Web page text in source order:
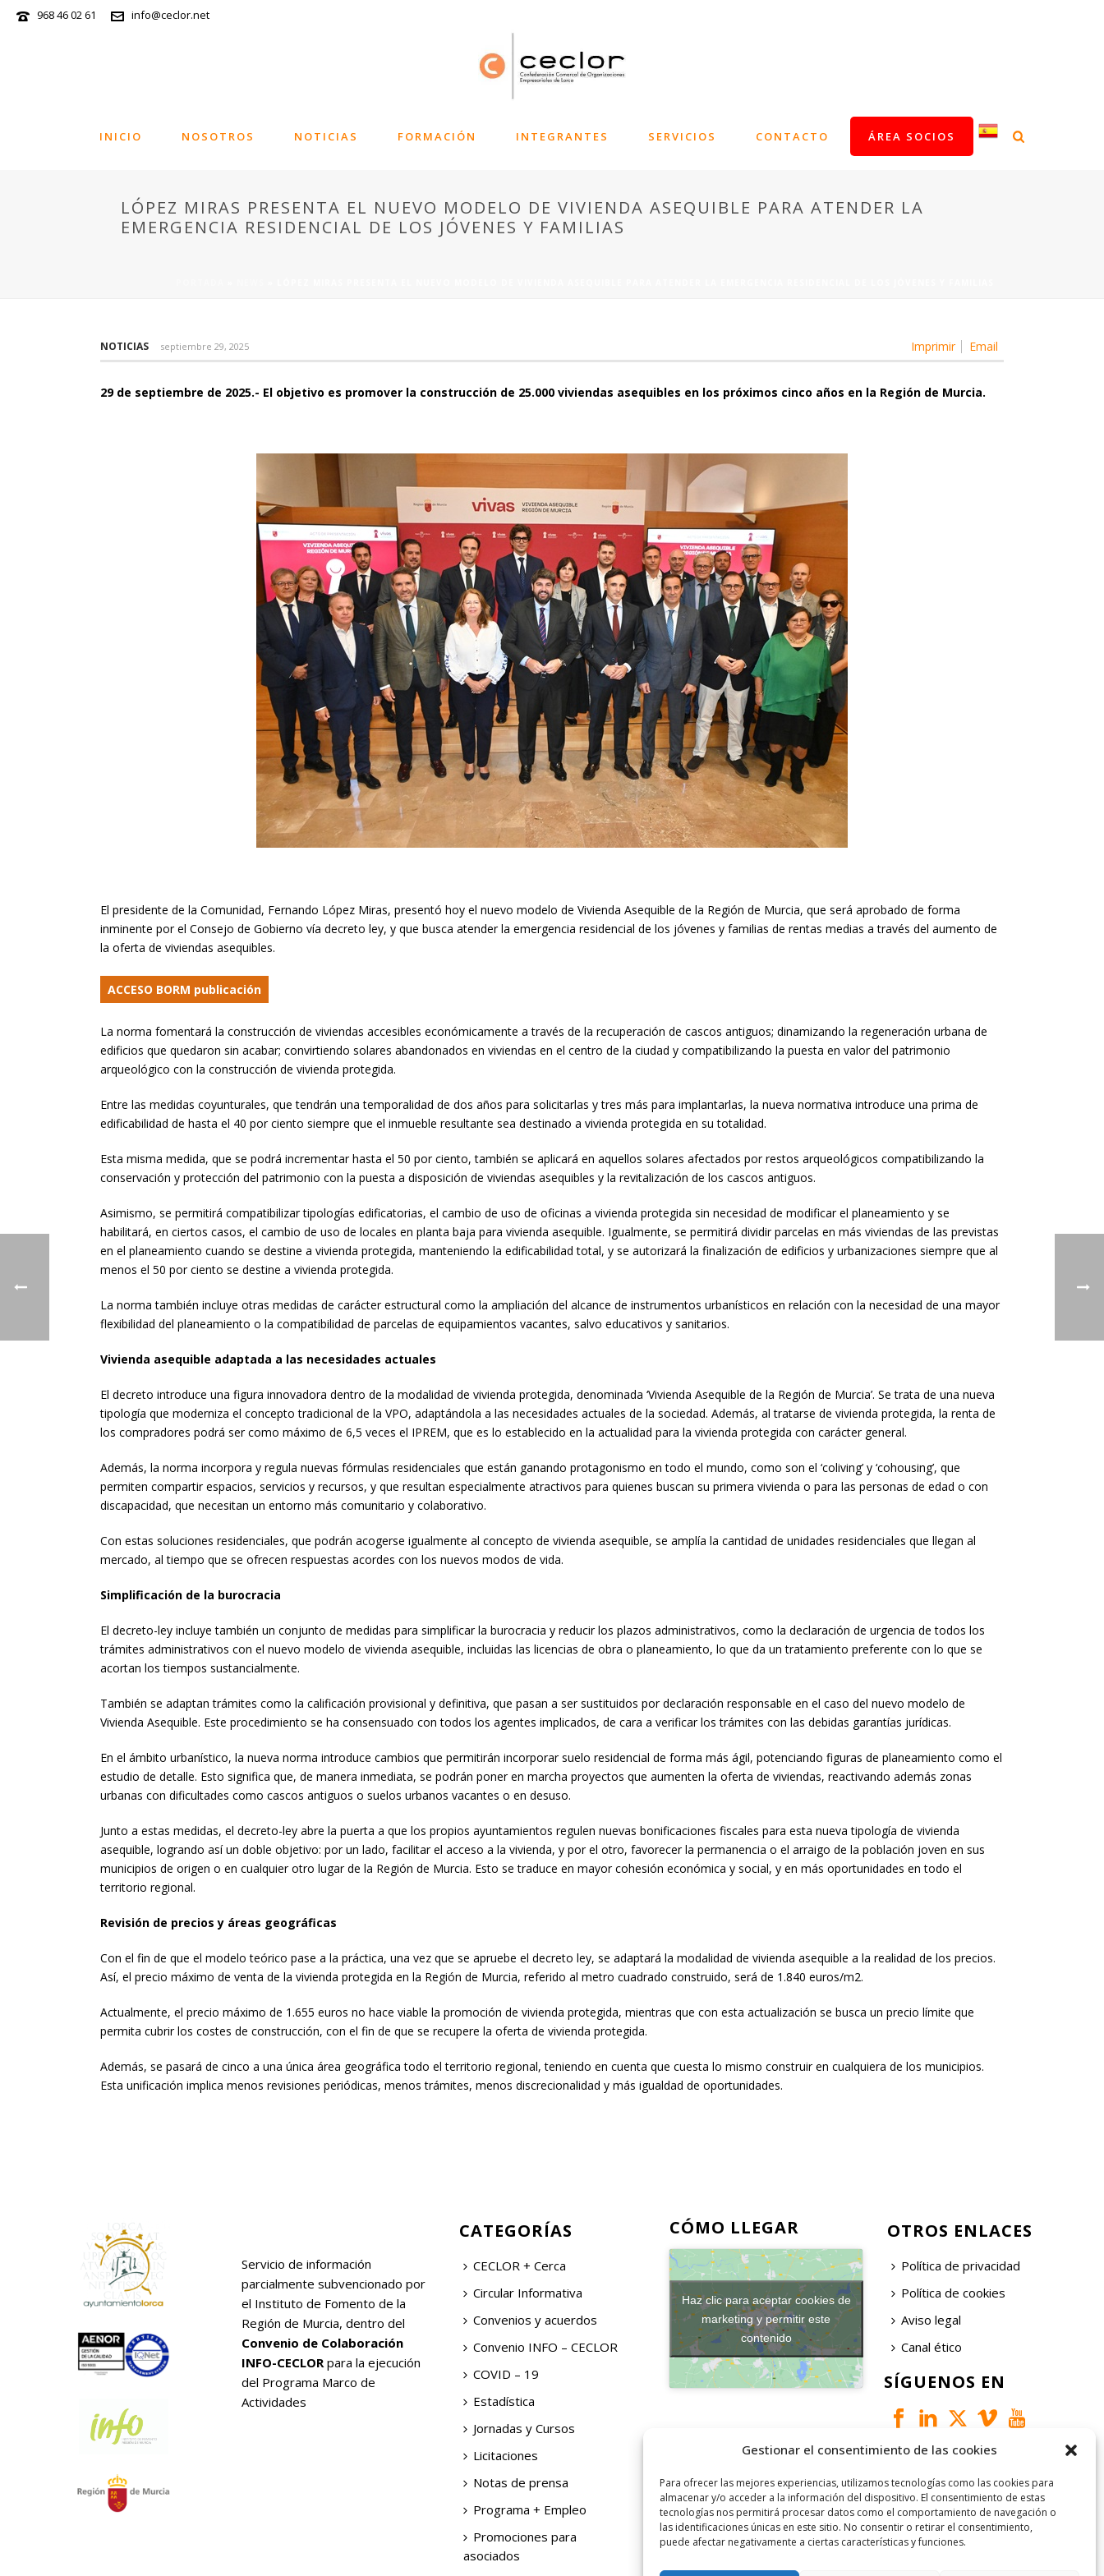
Gestionar el consentimiento de las cookies
Para ofrecer las mejores experiencias, utilizamos tecnologías como las cookies para
almacenar y/o acceder a la información del dispositivo. El consentimiento de estas
tecnologías nos permitirá procesar datos como el comportamiento de navegación o
las identificaciones únicas en este sitio. No consentir o retirar el consentimiento,
puede afectar negativamente a ciertas características y funciones.
968 46 02 61 info@ceclor.net
INICIO NOSOTROS NOTICIAS FORMACIÓN INTEGRANTES SERVICIOS CONTACTO ÁREA SOCIOS
LÓPEZ MIRAS PRESENTA EL NUEVO MODELO DE VIVIENDA ASEQUIBLE PARA ATENDER LA
EMERGENCIA RESIDENCIAL DE LOS JÓVENES Y FAMILIAS
Imprimir Email
NOTICIAS septiembre 29, 2025
29 de septiembre de 2025.- El objetivo es promover la construcción de 25.000 viviendas asequibles en los próximos cinco años en la Región de Murcia.
El presidente de la Comunidad, Fernando López Miras, presentó hoy el nuevo modelo de Vivienda Asequible de la Región de Murcia, que será aprobado de forma
inminente por el Consejo de Gobierno vía decreto ley, y que busca atender la emergencia residencial de los jóvenes y familias de rentas medias a través del aumento de
la oferta de viviendas asequibles.
ACCESO BORM publicación
La norma fomentará la construcción de viviendas accesibles económicamente a través de la recuperación de cascos antiguos; dinamizando la regeneración urbana de
edificios que quedaron sin acabar; convirtiendo solares abandonados en viviendas en el centro de la ciudad y compatibilizando la puesta en valor del patrimonio
arqueológico con la construcción de vivienda protegida.
Entre las medidas coyunturales, que tendrán una temporalidad de dos años para solicitarlas y tres más para implantarlas, la nueva normativa introduce una prima de
edificabilidad de hasta el 40 por ciento siempre que el inmueble resultante sea destinado a vivienda protegida en su totalidad.
Esta misma medida, que se podrá incrementar hasta el 50 por ciento, también se aplicará en aquellos solares afectados por restos arqueológicos compatibilizando la
conservación y protección del patrimonio con la puesta a disposición de viviendas asequibles y la revitalización de los cascos antiguos.
Asimismo, se permitirá compatibilizar tipologías edificatorias, el cambio de uso de oficinas a vivienda protegida sin necesidad de modificar el planeamiento y se
habilitará, en ciertos casos, el cambio de uso de locales en planta baja para vivienda asequible. Igualmente, se permitirá dividir parcelas en más viviendas de las previstas
en el planeamiento cuando se destine a vivienda protegida, manteniendo la edificabilidad total, y se autorizará la finalización de edificios y urbanizaciones siempre que al
menos el 50 por ciento se destine a vivienda protegida.
La norma también incluye otras medidas de carácter estructural como la ampliación del alcance de instrumentos urbanísticos en relación con la necesidad de una mayor
flexibilidad del planeamiento o la compatibilidad de parcelas de equipamientos vacantes, salvo educativos y sanitarios.
Vivienda asequible adaptada a las necesidades actuales
El decreto introduce una figura innovadora dentro de la modalidad de vivienda protegida, denominada ‘Vivienda Asequible de la Región de Murcia’. Se trata de una nueva
tipología que moderniza el concepto tradicional de la VPO, adaptándola a las necesidades actuales de la sociedad. Además, al tratarse de vivienda protegida, la renta de
los compradores podrá ser como máximo de 6,5 veces el IPREM, que es lo establecido en la actualidad para la vivienda protegida con carácter general.
Además, la norma incorpora y regula nuevas fórmulas residenciales que están ganando protagonismo en todo el mundo, como son el ‘coliving’ y ‘cohousing’, que
permiten compartir espacios, servicios y recursos, y que resultan especialmente atractivos para quienes buscan su primera vivienda o para las personas de edad o con
discapacidad, que necesitan un entorno más comunitario y colaborativo.
Con estas soluciones residenciales, que podrán acogerse igualmente al concepto de vivienda asequible, se amplía la cantidad de unidades residenciales que llegan al
mercado, al tiempo que se ofrecen respuestas acordes con los nuevos modos de vida.
Simplificación de la burocracia
El decreto-ley incluye también un conjunto de medidas para simplificar la burocracia y reducir los plazos administrativos, como la declaración de urgencia de todos los
trámites administrativos con el nuevo modelo de vivienda asequible, incluidas las licencias de obra o planeamiento, lo que da un tratamiento preferente con lo que se
acortan los tiempos sustancialmente.
También se adaptan trámites como la calificación provisional y definitiva, que pasan a ser sustituidos por declaración responsable en el caso del nuevo modelo de
Vivienda Asequible. Este procedimiento se ha consensuado con todos los agentes implicados, de cara a verificar los trámites con las debidas garantías jurídicas.
En el ámbito urbanístico, la nueva norma introduce cambios que permitirán incorporar suelo residencial de forma más ágil, potenciando figuras de planeamiento como el
estudio de detalle. Esto significa que, de manera inmediata, se podrán poner en marcha proyectos que aumenten la oferta de viviendas, reactivando además zonas
urbanas con dificultades como cascos antiguos o suelos urbanos vacantes o en desuso.
Junto a estas medidas, el decreto-ley abre la puerta a que los propios ayuntamientos regulen nuevas bonificaciones fiscales para esta nueva tipología de vivienda
asequible, logrando así un doble objetivo: por un lado, facilitar el acceso a la vivienda, y por el otro, favorecer la permanencia o el arraigo de la población joven en sus
municipios de origen o en cualquier otro lugar de la Región de Murcia. Esto se traduce en mayor cohesión económica y social, y en más oportunidades en todo el
territorio regional.
Revisión de precios y áreas geográficas
Con el fin de que el modelo teórico pase a la práctica, una vez que se apruebe el decreto ley, se adaptará la modalidad de vivienda asequible a la realidad de los precios.
Así, el precio máximo de venta de la vivienda protegida en la Región de Murcia, referido al metro cuadrado construido, será de 1.840 euros/m2.
Actualmente, el precio máximo de 1.655 euros no hace viable la promoción de vivienda protegida, mientras que con esta actualización se busca un precio límite que
permita cubrir los costes de construcción, con el fin de que se recupere la oferta de vivienda protegida.
Además, se pasará de cinco a una única área geográfica todo el territorio regional, teniendo en cuenta que cuesta lo mismo construir en cualquiera de los municipios.
Esta unificación implica menos revisiones periódicas, menos trámites, menos discrecionalidad y más igualdad de oportunidades.
Servicio de información
parcialmente subvencionado por
el Instituto de Fomento de la
Región de Murcia, dentro del
Convenio de Colaboración
INFO-CECLOR para la ejecución
del Programa Marco de
Actividades
CATEGORÍAS
CECLOR + Cerca
Circular Informativa
Convenios y acuerdos
Convenio INFO – CECLOR
COVID – 19
Estadística
Jornadas y Cursos
Licitaciones
Notas de prensa
Programa + Empleo
Promociones para
asociados
CÓMO LLEGAR
Haz clic para aceptar cookies de
marketing y permitir este
contenido
OTROS ENLACES
Política de privacidad
Política de cookies
Aviso legal
Canal ético
SÍGUENOS EN